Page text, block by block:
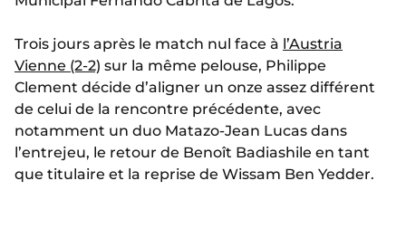
Trois jours après le match nul face à l’Austria
Vienne (2-2) sur la même pelouse, Philippe
Clement décide d’aligner un onze assez différent
de celui de la rencontre précédente, avec
notamment un duo Matazo-Jean Lucas dans
l’entrejeu, le retour de Benoît Badiashile en tant
que titulaire et la reprise de Wissam Ben Yedder.